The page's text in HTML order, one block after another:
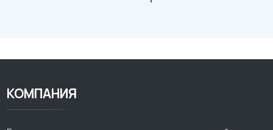
КОМПАНИЯ